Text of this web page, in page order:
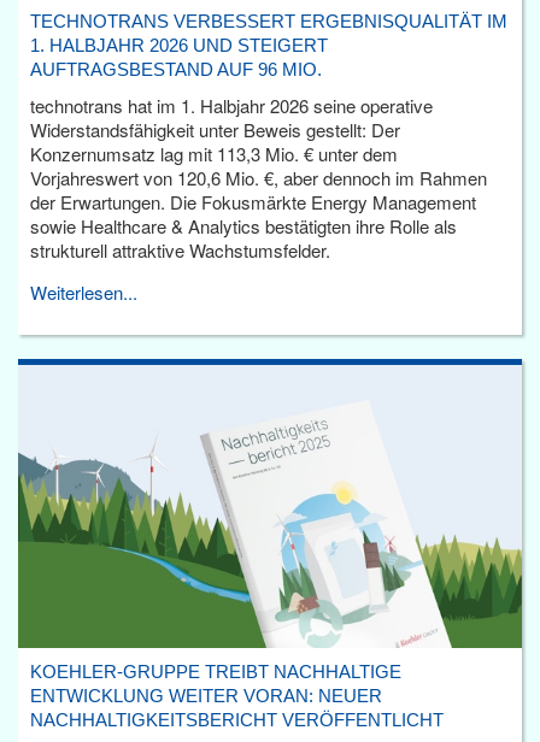
TECHNOTRANS VERBESSERT ERGEBNISQUALITÄT IM
1. HALBJAHR 2026 UND STEIGERT
AUFTRAGSBESTAND AUF 96 MIO.
technotrans hat im 1. Halbjahr 2026 seine operative
Widerstandsfähigkeit unter Beweis gestellt: Der
Konzernumsatz lag mit 113,3 Mio. € unter dem
Vorjahreswert von 120,6 Mio. €, aber dennoch im Rahmen
der Erwartungen. Die Fokusmärkte Energy Management
sowie Healthcare & Analytics bestätigten ihre Rolle als
strukturell attraktive Wachstumsfelder.
Weiterlesen...
KOEHLER-GRUPPE TREIBT NACHHALTIGE
ENTWICKLUNG WEITER VORAN: NEUER
NACHHALTIGKEITSBERICHT VERÖFFENTLICHT